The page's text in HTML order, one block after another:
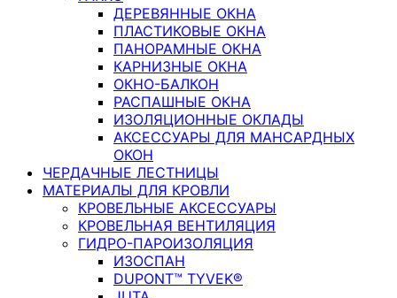
ДЕРЕВЯННЫЕ ОКНА
ПЛАСТИКОВЫЕ ОКНА
ПАНОРАМНЫЕ ОКНА
КАРНИЗНЫЕ ОКНА
ОКНО-БАЛКОН
РАСПАШНЫЕ ОКНА
ИЗОЛЯЦИОННЫЕ ОКЛАДЫ
АКСЕССУАРЫ ДЛЯ МАНСАРДНЫХ
ОКОН
ЧЕРДАЧНЫЕ ЛЕСТНИЦЫ
МАТЕРИАЛЫ ДЛЯ КРОВЛИ
КРОВЕЛЬНЫЕ АКСЕССУАРЫ
КРОВЕЛЬНАЯ ВЕНТИЛЯЦИЯ
ГИДРО-ПАРОИЗОЛЯЦИЯ
ИЗОСПАН
DUPONT™ TYVEK®